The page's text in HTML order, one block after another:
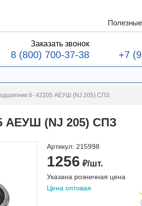
Заказать звонок
8 (800) 700-37-38 +7
6- 42205 АЕУШ (NJ 205) СПЗ
АЕУШ (NJ 205) СПЗ
Артикул: 215998
1256 ₽/шт.
Указана розничная цена
Цена оптовая